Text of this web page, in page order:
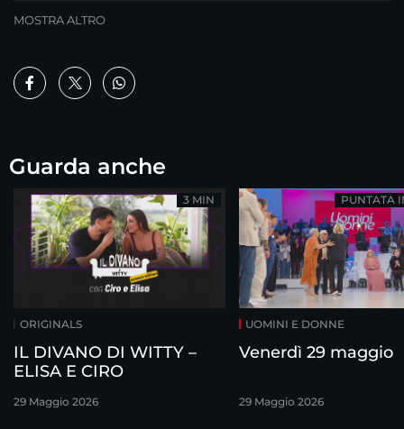
MOSTRA ALTRO
Guarda anche
ORIGINALS
IL DIVANO DI WITTY –
ELISA E CIRO
29 Maggio 2026
3 MIN
UOMINI E DONNE
Venerdì 29 maggio
29 Maggio 2026
PUNTATA